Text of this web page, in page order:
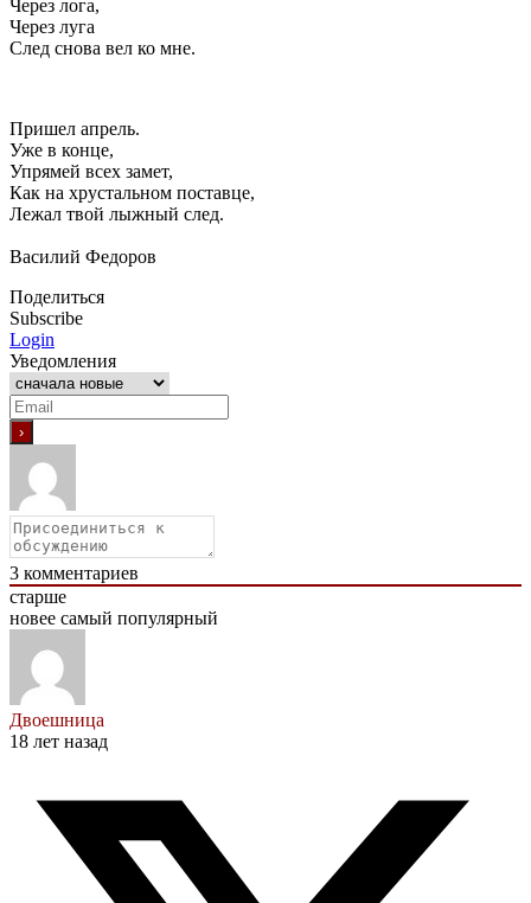
Через лога,
Через луга
След снова вел ко мне.
Пришел апрель.
Уже в конце,
Упрямей всех замет,
Как на хрустальном поставце,
Лежал твой лыжный след.
Василий Федоров
Поделиться
Subscribe
Login
Уведомления
3 комментариев
старше
новее самый популярный
Двоешница
18 лет назад